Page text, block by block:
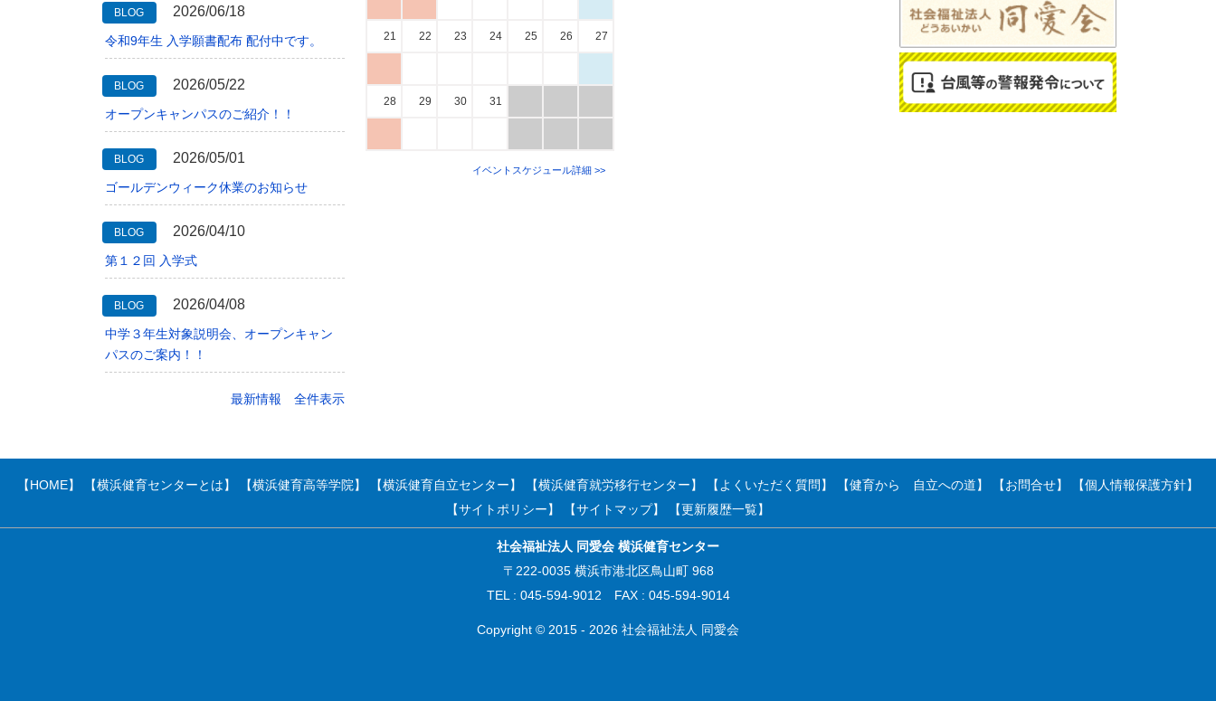
BLOG 2026/06/18
令和9年生 入学願書配布 配付中です。
BLOG 2026/05/22
オープンキャンパスのご紹介！！
BLOG 2026/05/01
ゴールデンウィーク休業のお知らせ
BLOG 2026/04/10
第１２回 入学式
BLOG 2026/04/08
中学３年生対象説明会、オープンキャン
パスのご案内！！
最新情報 全件表示
21 22 23 24 25 26 27
28 29 30 31
イベントスケジュール詳細 >>
【HOME】 【横浜健育センターとは】 【横浜健育高等学院】 【横浜健育自立センター】 【横浜健育就労移行センター】 【よくいただく質問】 【健育から 自立への道】 【お問合せ】
【個人情報保護方針】
【サイトポリシー】
【サイトマップ】 【更新履歴一覧】
社会福祉法人 同愛会 横浜健育センター
〒222-0035 横浜市港北区鳥山町 968
TEL : 045-594-9012 FAX : 045-594-9014
Copyright © 2015 - 2026 社会福祉法人 同愛会